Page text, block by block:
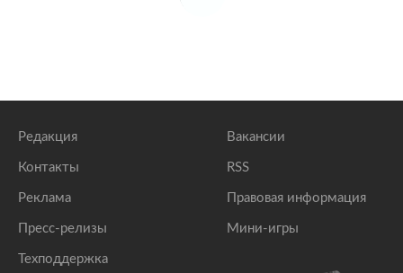
Редакция
Контакты
Реклама
Пресс-релизы
Техподдержка
Вакансии
RSS
Правовая информация
Мини-игры